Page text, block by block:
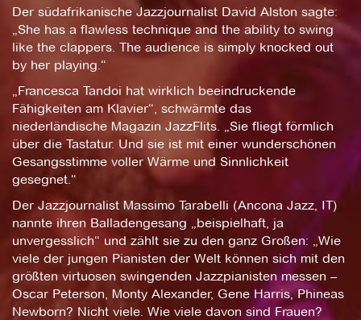
Der südafrikanische Jazzjournalist David Alston sagte:
„She has a flawless technique and the ability to swing
like the clappers. The audience is simply knocked out
by her playing.“
„Francesca Tandoi hat wirklich beeindruckende
Fähigkeiten am Klavier“, schwärmte das
niederländische Magazin JazzFlits. „Sie fliegt förmlich
über die Tastatur. Und sie ist mit einer wunderschönen
Gesangsstimme voller Wärme und Sinnlichkeit
gesegnet.“
Der Jazzjournalist Massimo Tarabelli (Ancona Jazz, IT)
nannte ihren Balladengesang „beispielhaft, ja
unvergesslich“ und zählt sie zu den ganz Großen: „Wie
viele der jungen Pianisten der Welt können sich mit den
größten virtuosen swingenden Jazzpianisten messen –
Oscar Peterson, Monty Alexander, Gene Harris, Phineas
Newborn? Nicht viele. Wie viele davon sind Frauen?